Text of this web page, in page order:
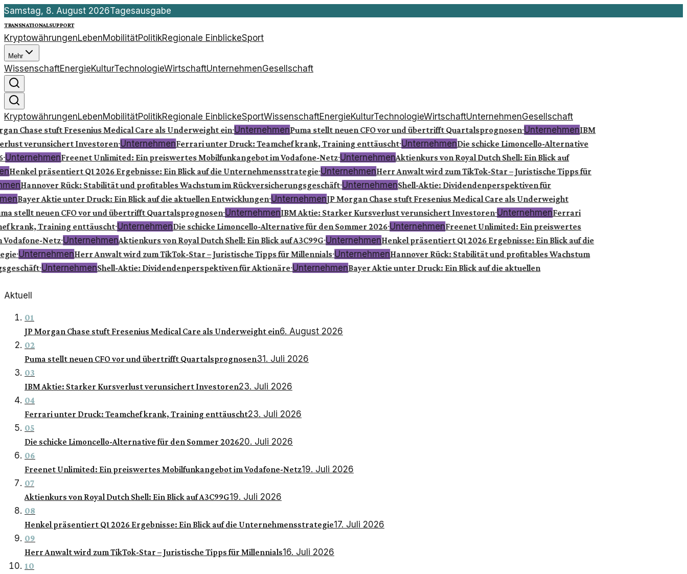
Samstag, 8. August 2026Tagesausgabe
transnationalsupport
KryptowährungenLebenMobilitätPolitikRegionale EinblickeSport
Mehr
WissenschaftEnergieKulturTechnologieWirtschaftUnternehmenGesellschaft
KryptowährungenLebenMobilitätPolitikRegionale EinblickeSportWissenschaftEnergieKulturTechnologieWirtschaftUnternehmenGesellschaft
Chase stuft Fresenius Medical Care als Underweight ein·UnternehmenPuma stellt neuen CFO vor und übertrifft Quartalsprognosen·UnternehmenIBM
verunsichert Investoren·UnternehmenFerrari unter Druck: Teamchef krank, Training enttäuscht·UnternehmenDie schicke Limoncello-Alternative
UnternehmenFreenet Unlimited: Ein preiswertes Mobilfunkangebot im Vodafone-Netz·UnternehmenAktienkurs von Royal Dutch Shell: Ein Blick auf
Henkel präsentiert Q1 2026 Ergebnisse: Ein Blick auf die Unternehmensstrategie·UnternehmenHerr Anwalt wird zum TikTok-Star – Juristische Tipps für
Hannover Rück: Stabilität und profitables Wachstum im Rückversicherungsgeschäft·UnternehmenShell-Aktie: Dividendenperspektiven für
Bayer Aktie unter Druck: Ein Blick auf die aktuellen Entwicklungen·UnternehmenJP Morgan Chase stuft Fresenius Medical Care als Underweight
stellt neuen CFO vor und übertrifft Quartalsprognosen·UnternehmenIBM Aktie: Starker Kursverlust verunsichert Investoren·UnternehmenFerrari
krank, Training enttäuscht·UnternehmenDie schicke Limoncello-Alternative für den Sommer 2026·UnternehmenFreenet Unlimited: Ein preiswertes
Netz·UnternehmenAktienkurs von Royal Dutch Shell: Ein Blick auf A3C99G·UnternehmenHenkel präsentiert Q1 2026 Ergebnisse: Ein Blick auf die
·UnternehmenHerr Anwalt wird zum TikTok-Star – Juristische Tipps für Millennials·UnternehmenHannover Rück: Stabilität und profitables Wachstum
·UnternehmenShell-Aktie: Dividendenperspektiven für Aktionäre·UnternehmenBayer Aktie unter Druck: Ein Blick auf die aktuellen
Aktuell
01
JP Morgan Chase stuft Fresenius Medical Care als Underweight ein6. August 2026
02
Puma stellt neuen CFO vor und übertrifft Quartalsprognosen31. Juli 2026
03
IBM Aktie: Starker Kursverlust verunsichert Investoren23. Juli 2026
04
Ferrari unter Druck: Teamchef krank, Training enttäuscht23. Juli 2026
05
Die schicke Limoncello-Alternative für den Sommer 202620. Juli 2026
06
Freenet Unlimited: Ein preiswertes Mobilfunkangebot im Vodafone-Netz19. Juli 2026
07
Aktienkurs von Royal Dutch Shell: Ein Blick auf A3C99G19. Juli 2026
08
Henkel präsentiert Q1 2026 Ergebnisse: Ein Blick auf die Unternehmensstrategie17. Juli 2026
09
Herr Anwalt wird zum TikTok-Star – Juristische Tipps für Millennials16. Juli 2026
10